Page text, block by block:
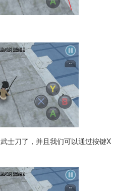
士刀了，并且我们可以通过按键X